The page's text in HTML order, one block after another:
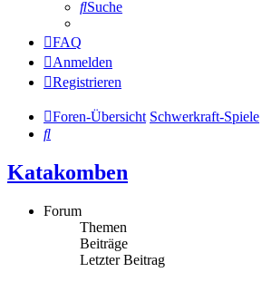
Suche
FAQ
Anmelden
Registrieren
Foren-Übersicht Schwerkraft-Spiele
Suche
Katakomben
Forum
Themen
Beiträge
Letzter Beitrag